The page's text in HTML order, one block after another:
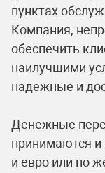
пунктах
Компания,
обеспечить
наилучшими
надежные и
Денежные
принимаются
и евро или по